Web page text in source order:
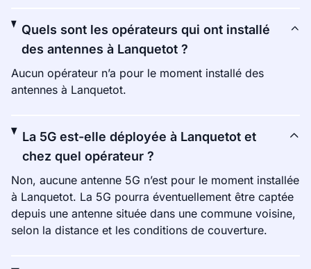
Quels sont les opérateurs qui ont installé
des antennes à Lanquetot ?
Aucun opérateur n’a pour le moment installé des
antennes à Lanquetot.
La 5G est-elle déployée à Lanquetot et
chez quel opérateur ?
Non, aucune antenne 5G n’est pour le moment installée
à Lanquetot. La 5G pourra éventuellement être captée
depuis une antenne située dans une commune voisine,
selon la distance et les conditions de couverture.